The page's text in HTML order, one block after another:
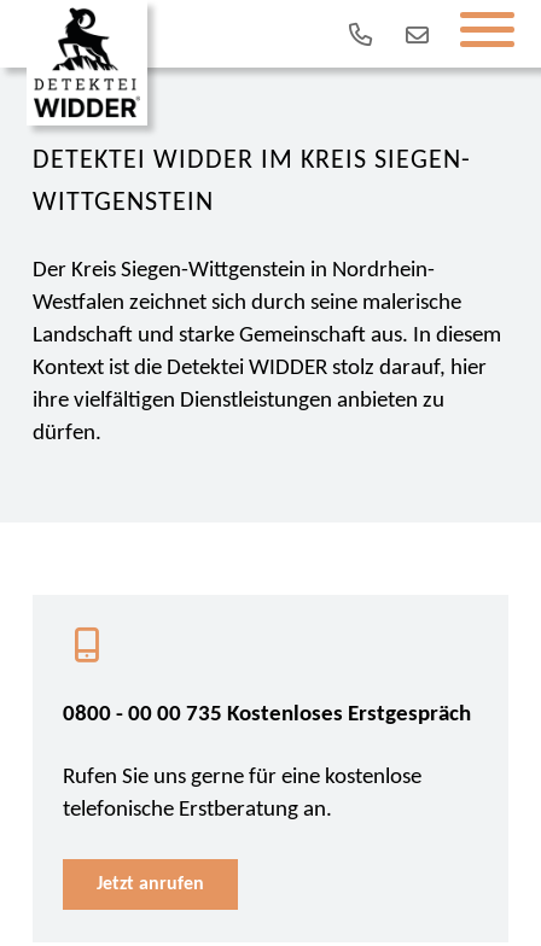
DETEKTEI WIDDER IM KREIS SIEGEN-
WITTGENSTEIN
Der Kreis Siegen-Wittgenstein in Nordrhein-
Westfalen zeichnet sich durch seine malerische
Landschaft und starke Gemeinschaft aus. In diesem
Kontext ist die Detektei WIDDER stolz darauf, hier
ihre vielfältigen Dienstleistungen anbieten zu
dürfen.
0800 - 00 00 735 Kostenloses Erstgespräch
Rufen Sie uns gerne für eine kostenlose
telefonische Erstberatung an.
Jetzt anrufen